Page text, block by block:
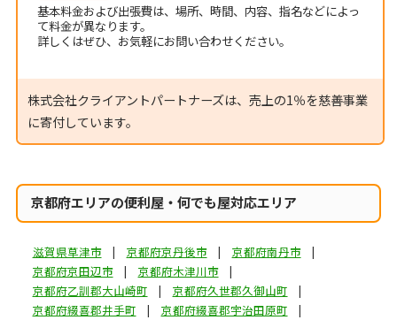
基本料金および出張費は、場所、時間、内容、指名などによっ
て料金が異なります。
詳しくはぜひ、お気軽にお問い合わせください。
株式会社クライアントパートナーズは、売上の1％を慈善事業
に寄付しています。
京都府エリアの便利屋・何でも屋対応エリア
滋賀県草津市 京都府京丹後市
京都府南丹市
京都府京田辺市
京都府木津川市
京都府乙訓郡大山崎町
京都府久世郡久御山町
京都府綴喜郡井手町
京都府綴喜郡宇治田原町